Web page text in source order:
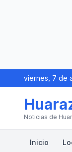
viernes, 7 de
Noticias de
Inicio